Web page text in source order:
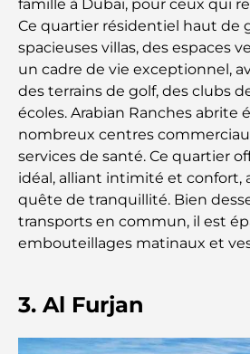
Hôtels 5 étoiles à Dubaï : un
chaque voyageur
Que faire dans le centre-ville
guide ultime
Les meilleurs iftars à Dubaï :
incontournables pour un
mémorable
Cafés à Business Bay :
de la convivialité
gastronomique inoubliable
Découverte des restaurants
famille à Dubaï, pour ceux qui
Ce quartier résidentiel haut de
spacieuses villas, des espaces
un cadre de vie exceptionnel,
des terrains de golf, des clubs
écoles. Arabian Ranches abrite
nombreux centres
services de santé. Ce quartier
idéal, alliant intimité et confort,
quête de tranquillité. Bien
transports en commun, il est
embouteillages matinaux et
3. Al Furjan